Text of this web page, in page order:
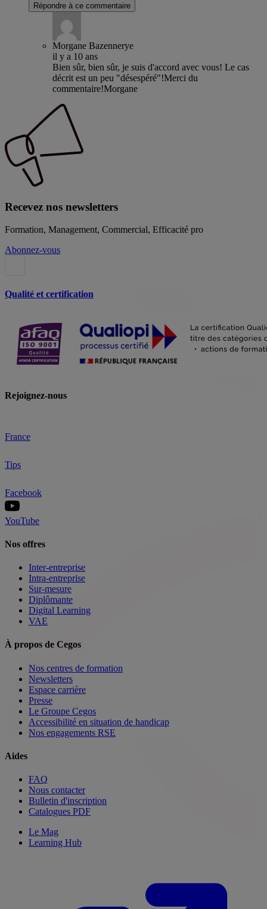
Répondre à ce commentaire
Morgane Bazennerye
il y a 10 ans
Bien sûr, bien sûr, je suis d'accord avec vous! Le cas
décrit est un peu "désespéré"!Merci du
commentaire!Morgane
Recevez nos newsletters
Formation, Management, Commercial, Efficacité pro
Abonnez-vous
Qualité et certification
Rejoignez-nous
France
Tips
Facebook
YouTube
Nos offres
Inter-entreprise
Intra-entreprise
Sur-mesure
Diplômante
Digital Learning
VAE
À propos de Cegos
Nos centres de formation
Newsletters
Espace carrière
Presse
Le Groupe Cegos
Accessibilité en situation de handicap
Nos engagements RSE
Aides
FAQ
Nous contacter
Bulletin d'inscription
Catalogues PDF
Le Mag
Learning Hub